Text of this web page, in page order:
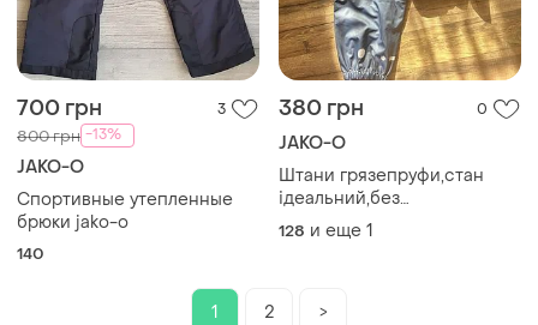
700 грн 3
800 грн -13%
JAKO-O
Спортивные утепленные
брюки jako-o
140
380 грн 0
JAKO-O
Штани грязепруфи,стан
ідеальний,без
утеплення,р.128-134
128 и еще 1
1 2 >